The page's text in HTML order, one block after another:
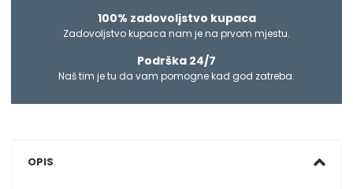
100% zadovoljstvo kupaca
Zadovoljstvo kupaca nam je na prvom mjestu.
Podrška 24/7
Naš tim je tu da vam pomogne kad god zatreba.
OPIS